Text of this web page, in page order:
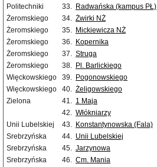
Politechniki
33. Radwańska (kampus PŁ)
Żeromskiego
34. Żwirki NŻ
Żeromskiego
35. Mickiewicza NŻ
Żeromskiego
36. Kopernika
Żeromskiego
37. Struga
Żeromskiego
38. Pl. Barlickiego
Więckowskiego
39. Pogonowskiego
Więckowskiego
40. Żeligowskiego
Zielona
41. 1 Maja
42. Włókniarzy
Unii Lubelskiej
43. Konstantynowska (Fala)
Srebrzyńska
44. Unii Lubelskiej
Srebrzyńska
45. Jarzynowa
Srebrzyńska
46. Cm. Mania